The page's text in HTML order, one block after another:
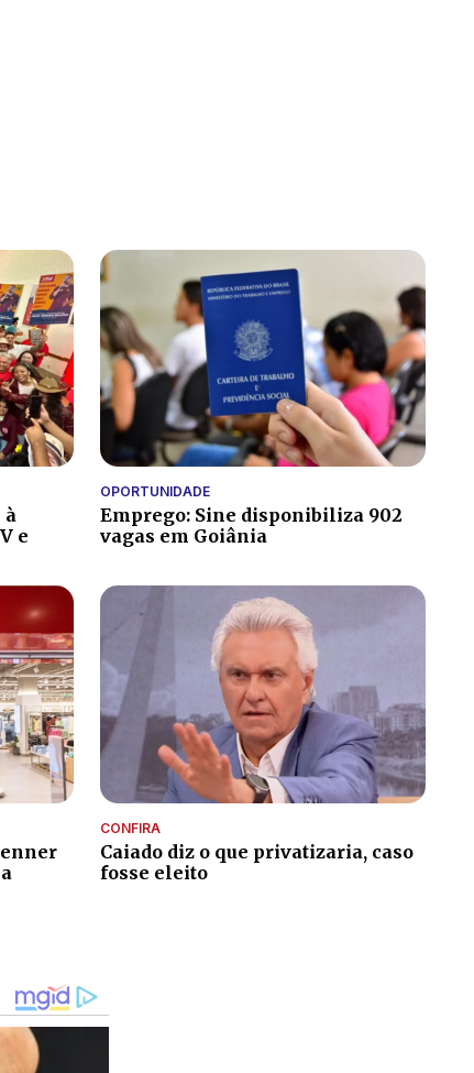
à
e
OPORTUNIDADE
Emprego: Sine disponibiliza 902
vagas em Goiânia
CONFIRA
Caiado diz o que privatizaria, caso
fosse eleito